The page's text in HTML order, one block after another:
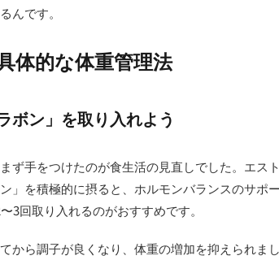
んです。
体的な体重管理法
ボン」を取り入れよう
ず手をつけたのが食生活の見直しでした。エス
」を積極的に摂ると、ホルモンバランスのサポ
3回取り入れるのがおすすめです。
から調子が良くなり、体重の増加を抑えられま